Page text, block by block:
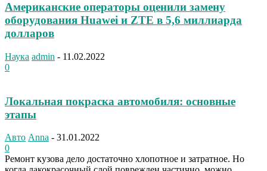
Американские операторы оценили замену
оборудования Huawei и ZTE в 5,6 миллиарда
долларов
Наука admin - 11.02.2022
0
Локальная покраска автомобиля: основные
этапы
Авто Anna - 31.01.2022
0
Ремонт кузова дело достаточно хлопотное и затратное. Но